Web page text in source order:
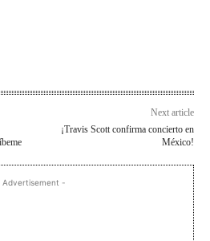
Next article
¡Travis Scott confirma concierto en
México!
Advertisement -